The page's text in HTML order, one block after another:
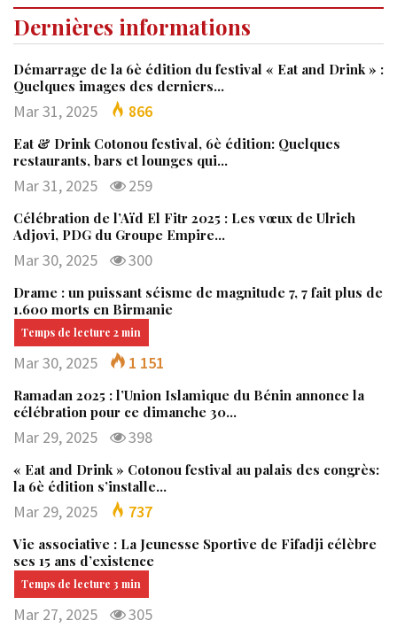
Dernières informations
Démarrage de la 6è édition du festival « Eat and Drink » :
Quelques images des derniers…
Mar 31, 2025 866
Eat & Drink Cotonou festival, 6è édition: Quelques
restaurants, bars et lounges qui…
Mar 31, 2025 259
Célébration de l’Aïd El Fitr 2025 : Les vœux de Ulrich
Adjovi, PDG du Groupe Empire…
Mar 30, 2025 300
Drame : un puissant séisme de magnitude 7, 7 fait plus de
1.600 morts en Birmanie
Mar 30, 2025 1 151
Ramadan 2025 : l’Union Islamique du Bénin annonce la
célébration pour ce dimanche 30…
Mar 29, 2025 398
« Eat and Drink » Cotonou festival au palais des congrès:
la 6è édition s’installe…
Mar 29, 2025 737
Vie associative : La Jeunesse Sportive de Fifadji célèbre
ses 15 ans d’existence
Mar 27, 2025 305